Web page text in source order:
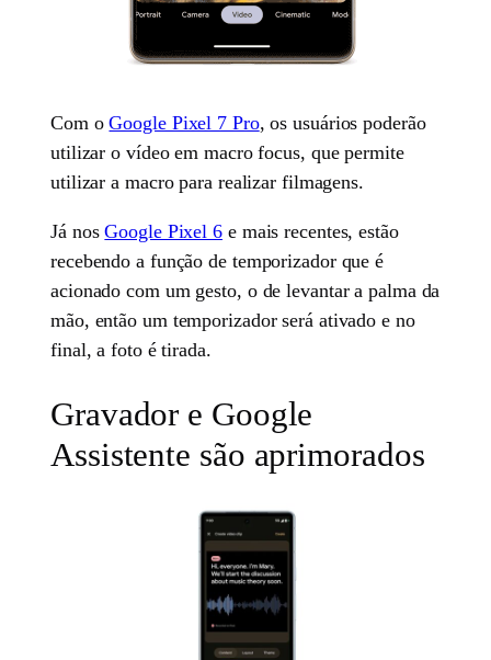
Com oGoogle Pixel 7 Pro, os usuários poderão
utilizar o vídeo em macro focus, que permite
utilizar a macro para realizar filmagens.
Já nosGoogle Pixel 6 e mais recentes, estão
recebendo a função de temporizador que é
acionado com um gesto, o de levantar a palma da
mão, então um temporizador será ativado e no
final, a foto é tirada.
Gravador e Google
Assistente são aprimorados